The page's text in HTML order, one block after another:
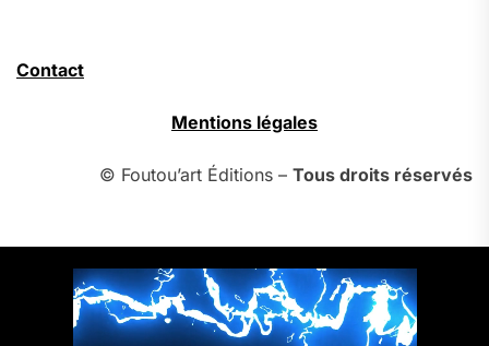
Contact
Mentions légales
© Foutou’art Éditions – Tous droits réservés